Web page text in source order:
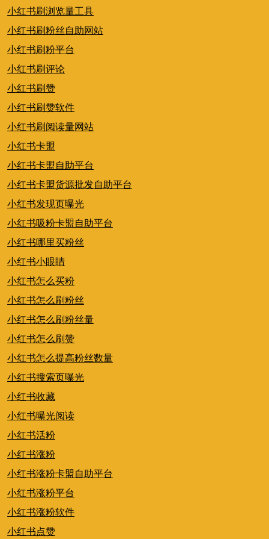
小红书刷浏览量工具
小红书刷粉丝自助网站
小红书刷粉平台
小红书刷评论
小红书刷赞
小红书刷赞软件
小红书刷阅读量网站
小红书卡盟
小红书卡盟自助平台
小红书卡盟货源批发自助平台
小红书发现页曝光
小红书吸粉卡盟自助平台
小红书哪里买粉丝
小红书小眼睛
小红书怎么买粉
小红书怎么刷粉丝
小红书怎么刷粉丝量
小红书怎么刷赞
小红书怎么提高粉丝数量
小红书搜索页曝光
小红书收藏
小红书曝光阅读
小红书活粉
小红书涨粉
小红书涨粉卡盟自助平台
小红书涨粉平台
小红书涨粉软件
小红书点赞